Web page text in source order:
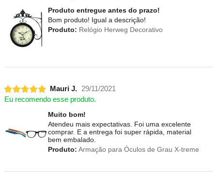
Produto entregue antes do prazo!
Bom produto! Igual a descrição!
Produto: Relógio Herweg Decorativo
Mauri J. 29/11/2021
Eu recomendo esse produto.
Muito bom!
Atendeu mais expectativas. Foi uma excelente
comprar. E a entrega foi super rápida, material
bem embalado.
Produto: Armação para Óculos de Grau X-treme